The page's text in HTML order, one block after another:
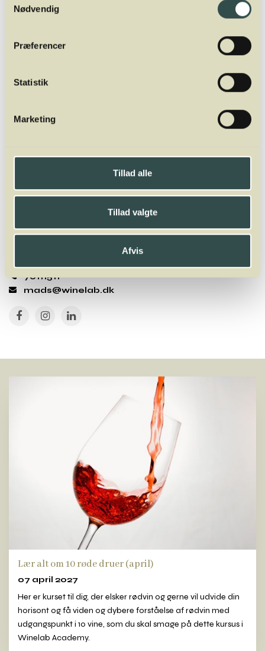
Nødvendig
Præferencer
Statistik
Marketing
Tillad alle
Tillad valgte
Afvis
Mads Jordansen
Mads Jordansen har en stor og bred vinerfaring fra +20 år i
underviser og ejer af Winelab Academy. Han er tidligere
underviser af sommelierer i Aarhus og København på Dansk
70111511
mads@winelab.dk
Lær alt om 10 røde druer (april)
07 april 2027
Her er kurset til dig, der elsker rødvin og gerne vil udvide din
horisont og få viden og dybere forståelse af rødvin med
udgangspunkt i 10 vine, som du skal smage på dette kursus i
Winelab Academy.